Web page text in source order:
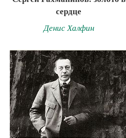
сердце
Денис Халфин